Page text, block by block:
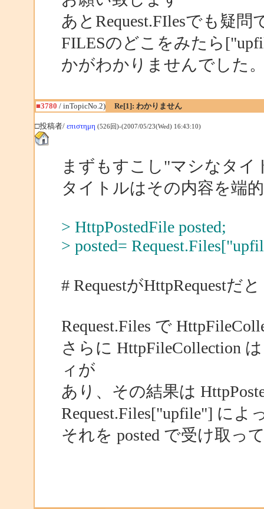
あとRequest.FIlesでも疑
FILESのどこをみたら
かがわかりませんでした
■3780 / inTopicNo.2) Re[1]: わかりません
□投稿者/ επιστημη (526回)-(2007/05/23(Wed) 16:43:10)
まずもすこし"マシなタ
タイトルはその内容を端
> HttpPostedFile posted;
> posted=
# RequestがHttpRequestだ
Request.Files で
さらに HttpFileCollection
ィが
あり、その結果は
Request.Files["upfile"] によ
それを posted で受け取っ